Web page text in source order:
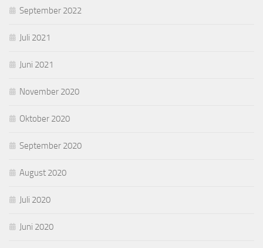
September 2022
Juli 2021
Juni 2021
November 2020
Oktober 2020
September 2020
August 2020
Juli 2020
Juni 2020